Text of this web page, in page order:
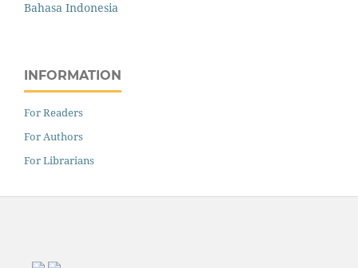
Bahasa Indonesia
INFORMATION
For Readers
For Authors
For Librarians